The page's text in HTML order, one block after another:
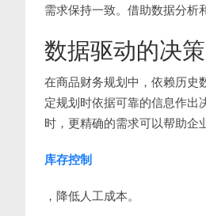
需求保持一致。借助数据分析
数据驱动的决
在商品财务规划中，依赖历史
定规划时依据可靠的信息作出
时，更精确的需求可以帮助企
库存控制
，降低人工成本。